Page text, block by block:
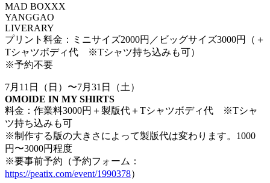
MAD BOXXX
YANGGAO
LIVERARY
プリント料金：ミニサイズ2000円／ビッグサイズ3000円（＋
Tシャツボディ代 ※Tシャツ持ち込みも可）
※予約不要
7月11日（日）〜7月31日（土）
OMOIDE IN MY SHIRTS
料金：作業料3000円＋製版代＋Tシャツボディ代 ※Tシャ
ツ持ち込みも可
※制作する版の大きさによって製版代は変わります。1000
円〜3000円程度
※要事前予約（予約フォーム：
https://peatix.com/event/1990378）